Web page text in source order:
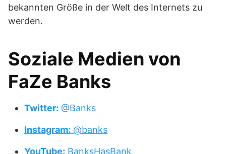
bekannten Größe in der Welt des Internets zu
werden.
Soziale Medien von
FaZe Banks
Twitter: @Banks
Instagram: @banks
YouTube: BanksHasBank